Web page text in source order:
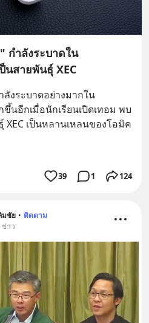
กำลังระบาดใน
นสายพันธุ์ XEC
งระบาดอย่างมากใน
นอีกเมื่อนักเรียนเปิดเทอม พบ
เป็นหลานเหลนของโอมิค
39 1 124
มชัย • ติดตาม
ข่าว